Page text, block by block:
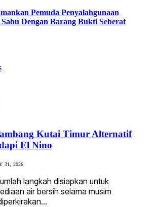
Pemuda Penyalahgunaan
Dengan Barang Bukti Seberat
Kutai Timur Alternatif
El Nino
31, 2026
langkah disiapkan untuk
air bersih selama musim